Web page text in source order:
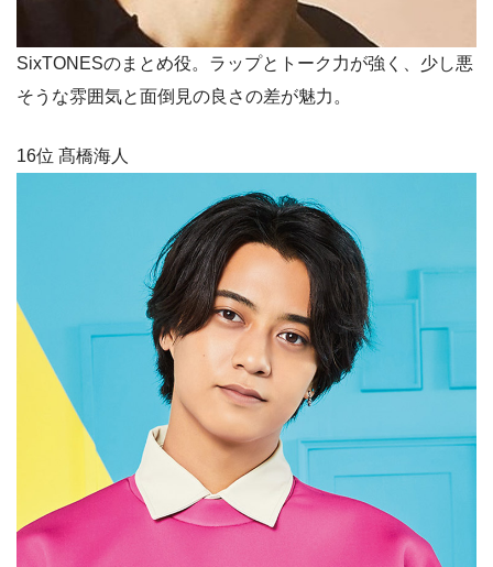
SixTONESのまとめ役。ラップとトーク力が強く、少し悪
そうな雰囲気と面倒見の良さの差が魅力。
16位 髙橋海人